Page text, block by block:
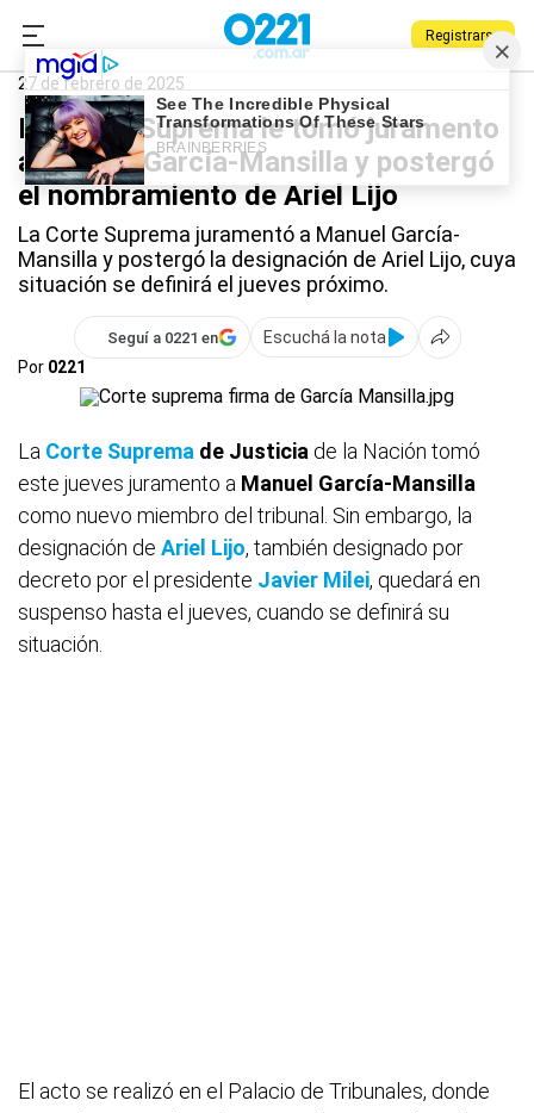
Registrarse
0221.com.ar
Corte Suprema
27 de febrero de 2025
La Corte Suprema le tomó juramento
a Manuel García-Mansilla y postergó
el nombramiento de Ariel Lijo
La Corte Suprema juramentó a Manuel García-
Mansilla y postergó la designación de Ariel Lijo, cuya
situación se definirá el jueves próximo.
Seguí a 0221 en
Escuchá la nota
Por 0221
La Corte Suprema de Justicia de la Nación tomó
este jueves juramento a Manuel García-Mansilla
como nuevo miembro del tribunal. Sin embargo, la
designación de Ariel Lijo, también designado por
decreto por el presidente Javier Milei, quedará en
suspenso hasta el jueves, cuando se definirá su
situación.
El acto se realizó en el Palacio de Tribunales, donde